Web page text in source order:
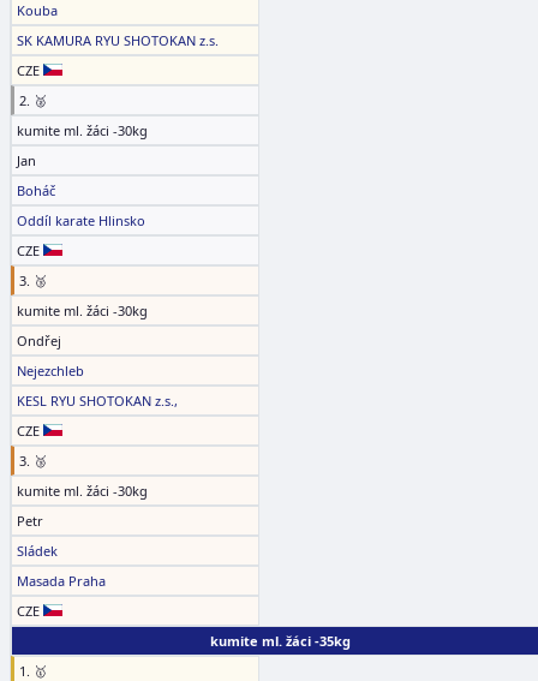
Kouba
SK KAMURA RYU SHOTOKAN z.s.
CZE
2. 🥈
kumite ml. žáci -30kg
Jan
Boháč
Oddíl karate Hlinsko
CZE
3. 🥉
kumite ml. žáci -30kg
Ondřej
Nejezchleb
KESL RYU SHOTOKAN z.s.,
CZE
3. 🥉
kumite ml. žáci -30kg
Petr
Sládek
Masada Praha
CZE
kumite ml. žáci -35kg
1. 🥇